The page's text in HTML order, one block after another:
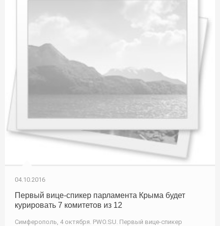
04.10.2016
Первый вице-спикер парламента Крыма будет
курировать 7 комитетов из 12
Симферополь, 4 октября. PWO.SU. Первый вице-спикер